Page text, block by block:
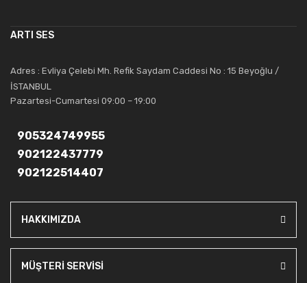
saygıdeğer yerini kazanmıştır.
Artı Ses, güler yüzü ve deneyimi ile bu gün ve gelecekte
güvenebileceğiniz bir tercihtir.
ARTI SES
Adres : Evliya Çelebi Mh. Refik Saydam Caddesi No : 15 Beyoğlu /
İSTANBUL
Pazartesi-Cumartesi 09:00 – 19:00
905324749955
902122437779
902122514407
HAKKIMIZDA
MÜŞTERİ SERVİSİ